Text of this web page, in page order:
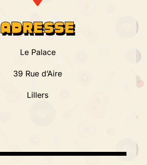
ADRESSE
Le Palace
39 Rue d’Aire
Lillers